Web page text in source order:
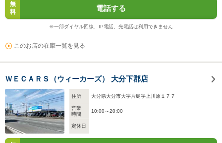
無
料
電話する
※一部ダイヤル回線、IP電話、光電話は利用できません
このお店の在庫一覧を見る
ＷＥＣＡＲＳ（ウィーカーズ） 大分下郡店
住所 大分県大分市大字片島字上川原１７７
営業
時間
10:00～20:00
定休日